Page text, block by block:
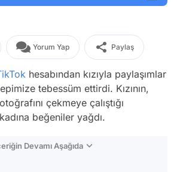
Yorum Yap Paylaş
hesabından kızıyla paylaşımlar
tebessüm ettirdi. Kızının,
çekmeye çalıştığı
beğeniler yağdı.
Devamı Aşağıda